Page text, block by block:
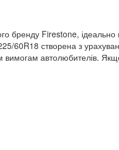
Firestone, ідеально
60R18 створена з
вимогам автолюбителів.